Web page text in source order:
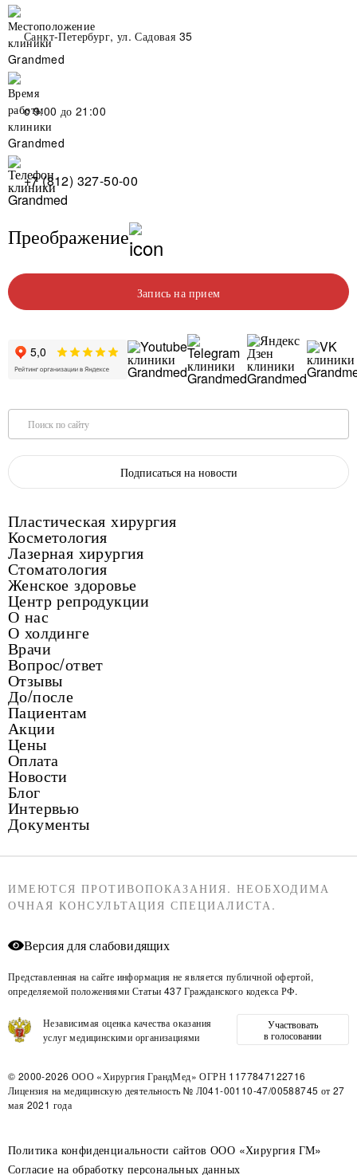
Санкт-Петербург, ул. Садовая 35
c 9:00 до 21:00
+7 (812) 327-50-00
Преображение
Запись на прием
Поиск по сайту
Подписаться на новости
Пластическая хирургия
Косметология
Лазерная хирургия
Стоматология
Женское здоровье
Центр репродукции
О нас
О холдинге
Врачи
Вопрос/ответ
Отзывы
До/после
Пациентам
Акции
Цены
Оплата
Новости
Блог
Интервью
Документы
ИМЕЮТСЯ ПРОТИВОПОКАЗАНИЯ. НЕОБХОДИМА
ОЧНАЯ КОНСУЛЬТАЦИЯ СПЕЦИАЛИСТА.
Версия для слабовидящих
Представленная на сайте информация не является публичной офертой,
определяемой положениями Статьи 437 Гражданского кодекса РФ.
Независимая оценка качества оказания
услуг медицинскими организациями
Участвовать
в голосовании
© 2000-2026 ООО «Хирургия ГрандМед» ОГРН 1177847122716
Лицензия на медицинскую деятельность № Л041-00110-47/00588745 от 27
мая 2021 года
Политика конфиденциальности сайтов ООО «Хирургия ГМ»
Согласие на обработку персональных данных